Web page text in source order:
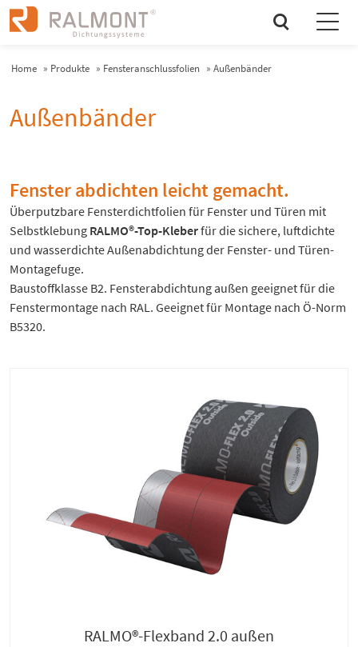
search
Home » Produkte » Fensteranschlussfolien » Außenbänder
Außenbänder
Fenster abdichten leicht gemacht.
Überputzbare Fensterdichtfolien für Fenster und Türen mit
Selbstklebung RALMO®-Top-Kleberfür die sichere, luftdichte
und wasserdichte Außenabdichtung der Fenster- und Türen-
Montagefuge.
Baustoffklasse B2. Fensterabdichtung außen geeignet für die
Fenstermontage nach RAL. Geeignet für Montage nach Ö-Norm
B5320.
RALMO®-Flexband 2.0 außen